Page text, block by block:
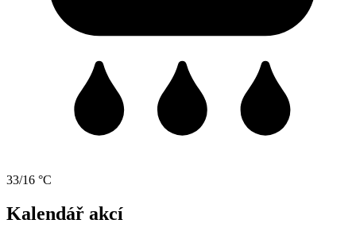
33/16 °C
Kalendář akcí